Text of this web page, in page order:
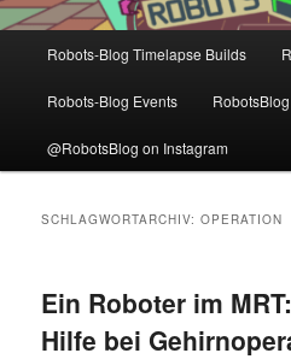
Robots-Blog Timelapse Builds
Robots-Blog Events
@RobotsBlog on Instagram
SCHLAGWORTARCHIV:OPERATION
Ein Roboter im
Hilfe bei